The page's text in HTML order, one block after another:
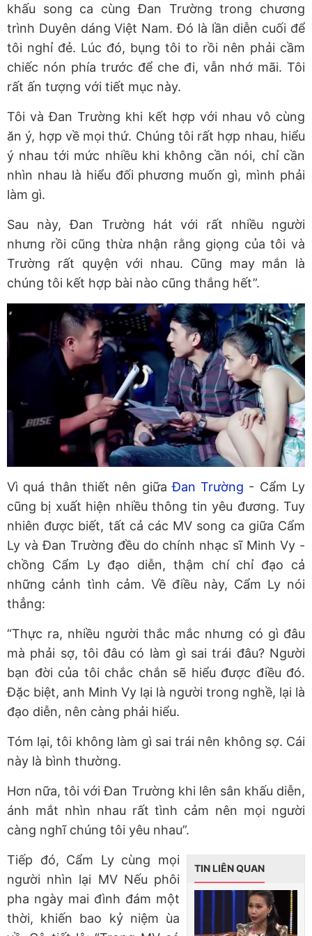
khấu song ca cùng Đan Trường trong chương
trình Duyên dáng Việt Nam. Đó là lần diễn cuối để
tôi nghỉ đẻ. Lúc đó, bụng tôi to rồi nên phải cầm
chiếc nón phía trước để che đi, vẫn nhớ mãi. Tôi
rất ấn tượng với tiết mục này.
Tôi và Đan Trường khi kết hợp với nhau vô cùng
ăn ý, hợp về mọi thứ. Chúng tôi rất hợp nhau, hiểu
ý nhau tới mức nhiều khi không cần nói, chỉ cần
nhìn nhau là hiểu đối phương muốn gì, mình phải
làm gì.
Sau này, Đan Trường hát với rất nhiều người
nhưng rồi cũng thừa nhận rằng giọng của tôi và
Trường rất quyện với nhau. Cũng may mắn là
chúng tôi kết hợp bài nào cũng thắng hết”.
Vì quá thân thiết nên giữaĐan Trường - Cẩm Ly
cũng bị xuất hiện nhiều thông tin yêu đương. Tuy
nhiên được biết, tất cả các MV song ca giữa Cẩm
Ly và Đan Trường đều do chính nhạc sĩ Minh Vy -
chồng Cẩm Ly đạo diễn, thậm chí chỉ đạo cả
những cảnh tình cảm. Về điều này, Cẩm Ly nói
thẳng:
“Thực ra, nhiều người thắc mắc nhưng có gì đâu
mà phải sợ, tôi đâu có làm gì sai trái đâu? Người
bạn đời của tôi chắc chắn sẽ hiểu được điều đó.
Đặc biệt, anh Minh Vy lại là người trong nghề, lại là
đạo diễn, nên càng phải hiểu.
Tóm lại, tôi không làm gì sai trái nên không sợ. Cái
này là bình thường.
Hơn nữa, tôi với Đan Trường khi lên sân khấu diễn,
ánh mắt nhìn nhau rất tình cảm nên mọi người
càng nghĩ chúng tôi yêu nhau”.
TIN LIÊN QUAN
Tiếp đó, Cẩm Ly cùng mọi
người nhìn lại MV Nếu phôi
pha ngày mai đình đám một
thời, khiến bao kỷ niệm ùa